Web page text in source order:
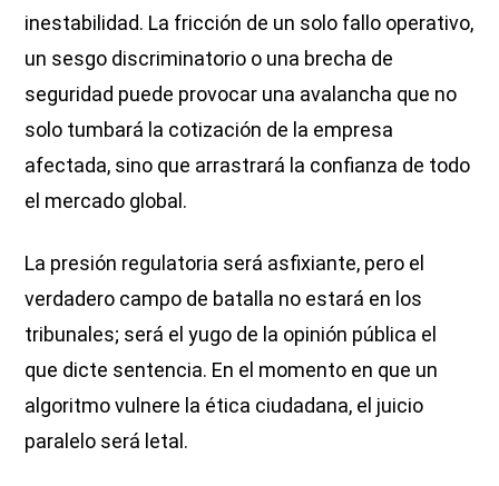
inestabilidad. La fricción de un solo fallo operativo,
un sesgo discriminatorio o una brecha de
seguridad puede provocar una avalancha que no
solo tumbará la cotización de la empresa
afectada, sino que arrastrará la confianza de todo
el mercado global.
La presión regulatoria será asfixiante, pero el
verdadero campo de batalla no estará en los
tribunales; será el yugo de la opinión pública el
que dicte sentencia. En el momento en que un
algoritmo vulnere la ética ciudadana, el juicio
paralelo será letal.